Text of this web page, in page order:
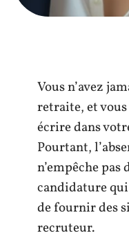
Vous n’avez
retraite, et
écrire dans
Pourtant,
n’empêche
candidature
de fournir des
recruteur.